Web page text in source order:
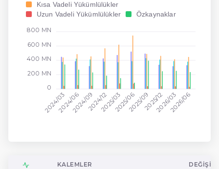
Kısa Vadeli Yükümlülükler
Uzun Vadeli Yükümlülükler
Özkaynaklar
2024/032024/062024/092024/122025/032025/062025/092025/122026/032026/06
800 MN
600 MN
400 MN
200 MN
0
KALEMLER DEĞIŞIM